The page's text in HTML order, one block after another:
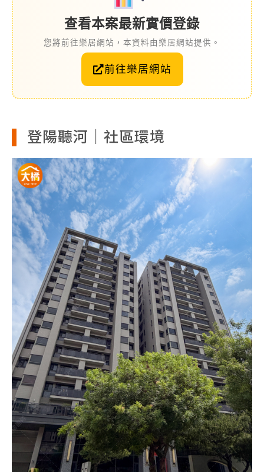
查看本案最新實價登錄
您將前往樂居網站，本資料由樂居網站提供。
前往樂居網站
登陽聽河｜社區環境